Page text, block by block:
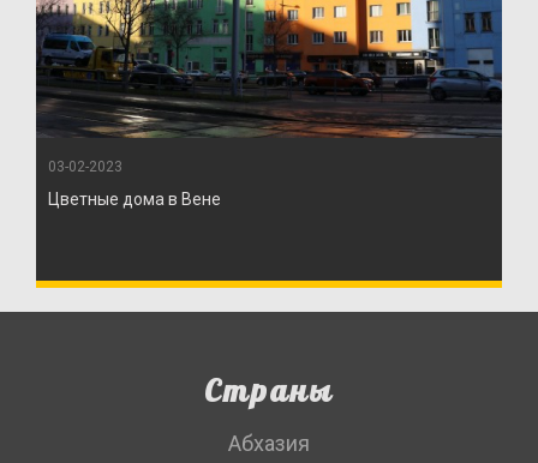
03-02-2023
Цветные дома в Вене
Страны
Абхазия